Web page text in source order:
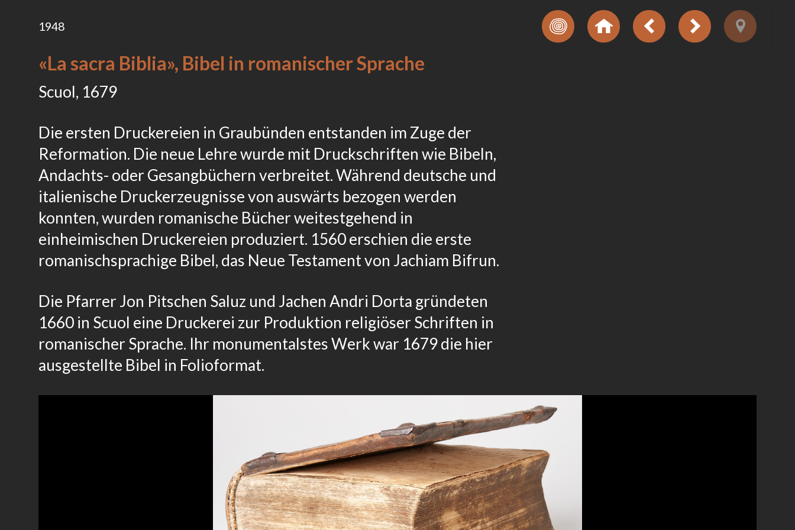
1948
«La sacra Biblia», Bibel in romanischer Sprache
Scuol, 1679
Die ersten Druckereien in Graubünden entstanden im Zuge der
Reformation. Die neue Lehre wurde mit Druckschriften wie Bibeln,
Andachts- oder Gesangbüchern verbreitet. Während deutsche und
italienische Druckerzeugnisse von auswärts bezogen werden
konnten, wurden romanische Bücher weitestgehend in
einheimischen Druckereien produziert. 1560 erschien die erste
romanischsprachige Bibel, das Neue Testament von Jachiam Bifrun.
Die Pfarrer Jon Pitschen Saluz und Jachen Andri Dorta gründeten
1660 in Scuol eine Druckerei zur Produktion religiöser Schriften in
romanischer Sprache. Ihr monumentalstesWerkwar 1679 die hier
ausgestellte Bibel in Folioformat.